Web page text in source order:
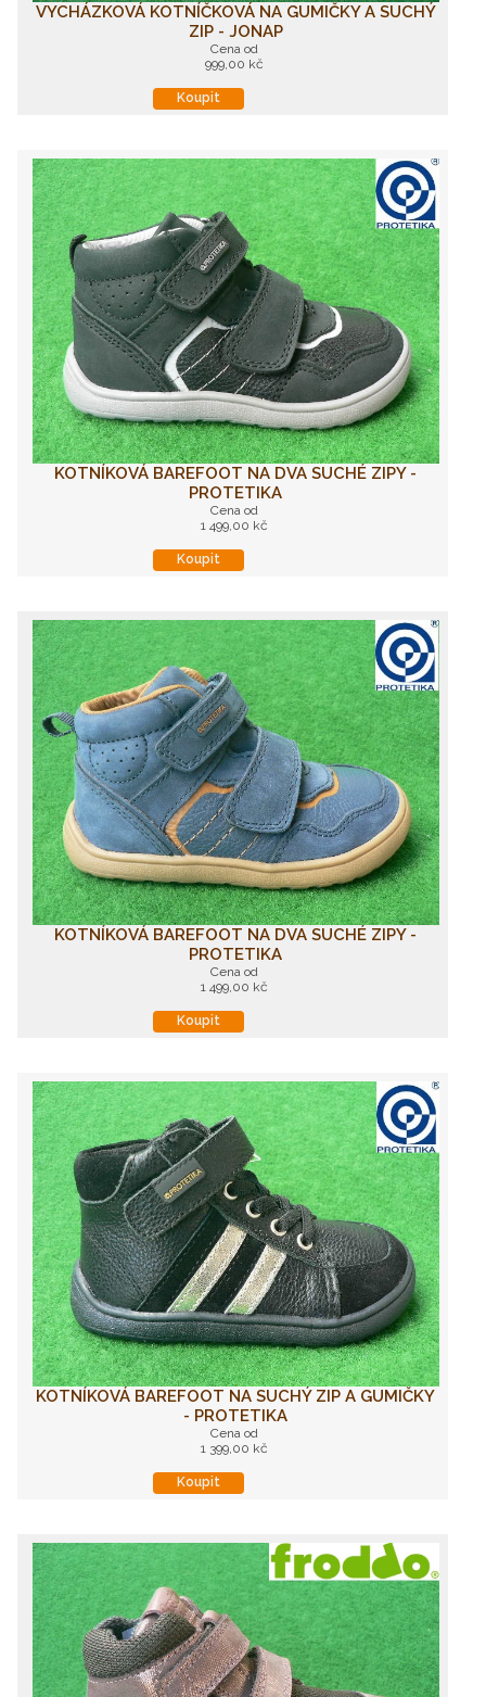
VYCHÁZKOVÁ KOTNÍČKOVÁ NA GUMIČKY A SUCHÝ
ZIP - JONAP
Cena od
999,00 kč
Koupit
KOTNÍKOVÁ BAREFOOT NA DVA SUCHÉ ZIPY -
PROTETIKA
Cena od
1 499,00 kč
Koupit
KOTNÍKOVÁ BAREFOOT NA DVA SUCHÉ ZIPY -
PROTETIKA
Cena od
1 499,00 kč
Koupit
KOTNÍKOVÁ BAREFOOT NA SUCHÝ ZIP A GUMIČKY
- PROTETIKA
Cena od
1 399,00 kč
Koupit